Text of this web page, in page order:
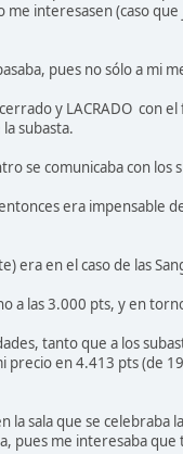
interesasen (caso que
pues no sólo a mi
y LACRADO con
subasta.
se comunicaba con
era impensable
era en el caso de las
a las 3.000 pts, y en
tanto que a los
en 4.413 pts (de
sala que se
pues me interesaba